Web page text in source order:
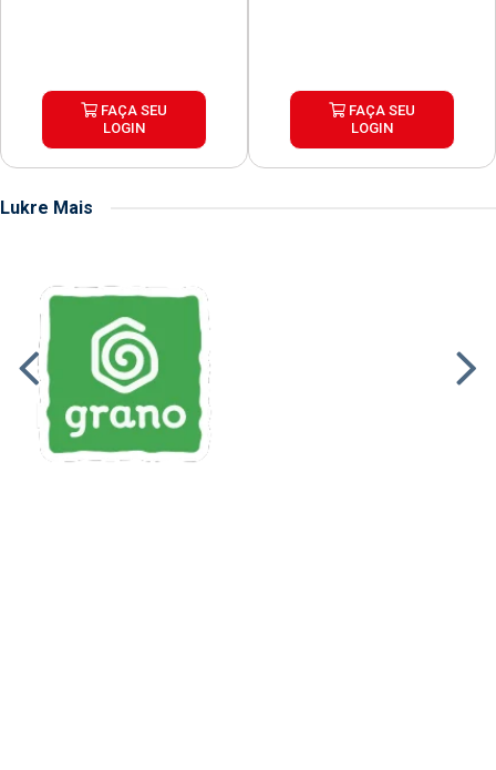
FAÇA SEU
LOGIN
FAÇA SEU
LOGIN
Lukre Mais